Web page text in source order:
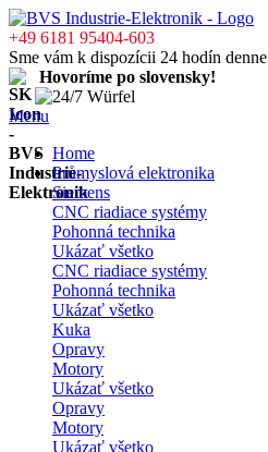
+49 6181 95404-603
Sme vám k dispozícii 24 hodín denne
Hovoríme po slovensky!
Menu
Home
Průmyslová elektronika
Siemens
CNC riadiace systémy
Pohonná technika
Ukázať všetko
CNC riadiace systémy
Pohonná technika
Ukázať všetko
Kuka
Opravy
Motory
Ukázať všetko
Opravy
Motory
Ukázať všetko